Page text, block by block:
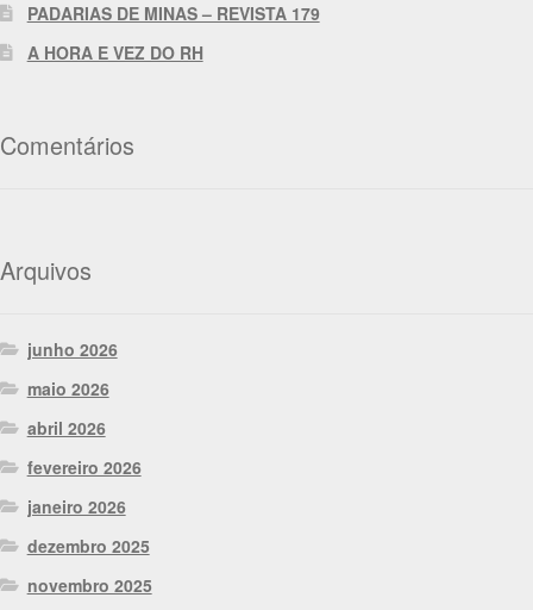
PADARIAS DE MINAS – REVISTA 179
A HORA E VEZ DO RH
Comentários
Arquivos
junho 2026
maio 2026
abril 2026
fevereiro 2026
janeiro 2026
dezembro 2025
novembro 2025